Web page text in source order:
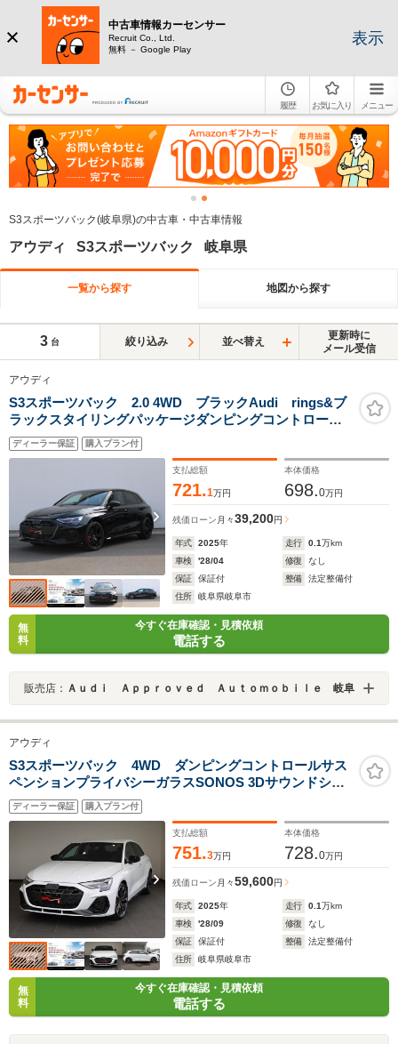
中古車情報カーセンサー
Recruit Co., Ltd.
無料 － Google Play
表示
履歴 お気に入り メニュー
S3スポーツバック(岐阜県)の中古車・中古車情報
アウディ S3スポーツバック 岐阜県
一覧から探す 地図から探す
3 台 絞り込み 並べ替え
更新時に
メール受信
アウディ
S3スポーツバック 2.0 4WD ブラックAudi rings&ブ
ラックスタイリングパッケージダンピングコントロール
サスペンションSONOS 3Dサウンドシステムカラード
ブレーキキャリパーレッド
ディーラー保証 購入プラン付
支払総額
721.1万円
本体価格
698.0万円
残価ローン 月々39,200円
年式 2025年 走行 0.1万km
車検
'28/04 修復
なし
保証
保証付 整備
法定整備付
住所
岐阜県岐阜市
無
料
今すぐ在庫確認・見積依頼
電話する
販売店： Ａｕｄｉ Ａｐｐｒｏｖｅｄ Ａｕｔｏｍｏｂｉｌｅ 岐阜
アウディ
S3スポーツバック 4WD ダンピングコントロールサス
ペンションプライバシーガラスSONOS 3Dサウンドシス
テムカラードブレーキキャリパーレッド
ディーラー保証 購入プラン付
支払総額
751.3万円
本体価格
728.0万円
残価ローン 月々59,600円
年式 2025年 走行 0.1万km
車検
'28/09 修復
なし
保証
保証付 整備
法定整備付
住所
岐阜県岐阜市
無
料
今すぐ在庫確認・見積依頼
電話する